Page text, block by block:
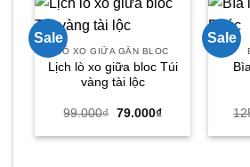
Sale
LÒ XO GIỮA GẮN BLOC
Lịch lò xo giữa bloc Túi
vàng tài lộc
99.000₫ Giá
là:
79.000₫Giá
tại
Sale